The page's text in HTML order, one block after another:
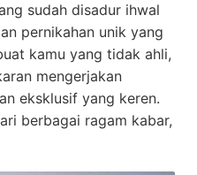
sudah disadur ihwal
pernikahan unik yang
kamu yang tidak ahli,
mengerjakan
eksklusif yang keren.
berbagai ragam kabar,